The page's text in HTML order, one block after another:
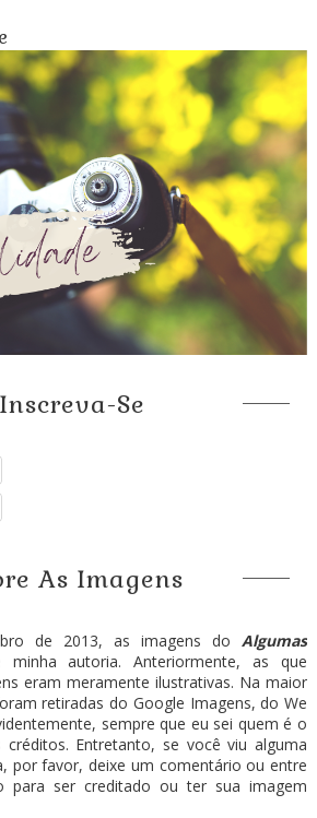
Inscreva-Se
As Imagens
de 2013, as imagens doAlgumas
autoria. Anteriormente, as que
eram meramente ilustrativas. Na maior
retiradas do Google Imagens, do We
sempre que eu sei quem é o
Entretanto, se você viu alguma
por favor, deixe um comentário ou entre
para ser creditado ou ter sua imagem